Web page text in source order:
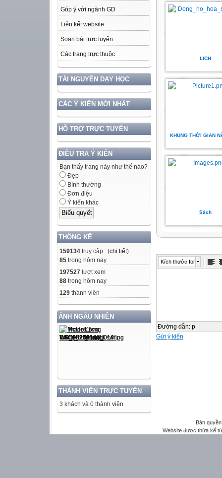
Góp ý với ngành GD
Liên kết website
Soạn bài trực tuyến
Các trang trực thuộc
TÀI NGUYÊN DẠY HỌC
CÁC Ý KIẾN MỚI NHẤT
HỖ TRỢ TRỰC TUYẾN
ĐIỀU TRA Ý KIẾN
Bạn thấy trang này như thế nào?
Đẹp
Bình thường
Đơn điệu
Ý kiến khác
THỐNG KÊ
159134 truy cập (chi tiết)
85 trong hôm nay
197527 lượt xem
88 trong hôm nay
129 thành viên
ẢNH NGẪU NHIÊN
THÀNH VIÊN TRỰC TUYẾN
3 khách và 0 thành viên
LICH
KHUNG THỜI GIAN
Sách
Kích thước font
Đường dẫn: p
Gửi ý kiến
Bản
Website được thừa kế